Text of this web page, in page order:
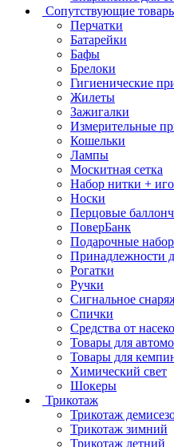
Сопутствующие
Перчатки
Батарейки
Бафы
Брелоки
Гигиенические
Жилеты
Зажигалки
Измерительные
Кошельки
Лампы
Москитная сетка
Набор нитки +
Носки
Перцовые
ПоверБанк
Подарочные
Принадлежности
Рогатки
Ручки
Сигнальное
Спички
Средства от
Товары для
Товары для
Химический свет
Шокеры
Трикотаж
Трикотаж
Трикотаж зимний
Трикотаж летний